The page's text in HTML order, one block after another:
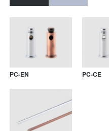
PC-EN PC-CE